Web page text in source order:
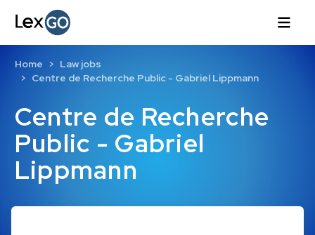
Centre de Recherche
Public - Gabriel
Lippmann
Home
Law jobs
Centre de Recherche Public - Gabriel Lippmann